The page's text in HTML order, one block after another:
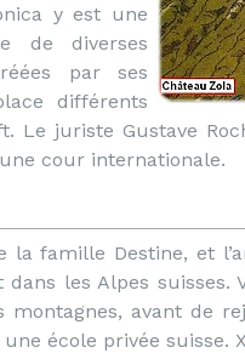
y est une
de diverses
par ses
différents
Le juriste Gustave
cour internationale.
famille Destine, et
les Alpes suisses.
avant de
école privée suisse.